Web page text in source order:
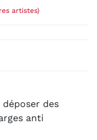
artistes)
des
anti